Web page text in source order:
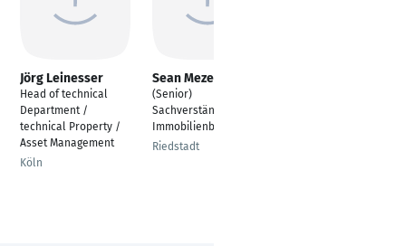
Jörg Leinesser
Head of technical
Department /
technical Property /
Asset Management
Köln
Sean Mezei
(Senior)
Sachverständiger
Immobilienbewertung
Riedstadt